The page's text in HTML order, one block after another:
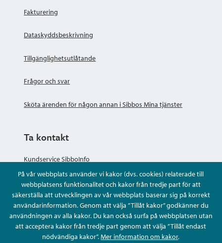
På vår webbplats använder vi kakor (dvs. cookies) relaterade till
webbplatsens funktionalitet och kakor från tredje part för att
säkerställa att utvecklingen av vår webbplats baserar sig på korrekt
användarinformation. Genom att välja ”Tillåt kakor” godkänner du
användningen av alla kakor. Du kan också surfa på webbplatsen utan
att acceptera kakor från tredje part genom att välja ”Tillåt endast
nödvändiga kakor”.Mer information om kakor.
Fakturering
Dataskyddsbeskrivning
Tillgänglighetsutlåtande
Frågor och svar
Sköta ärenden för någon annan i Sibbos Mina tjänster
Ta kontakt
Kundservice SibboInfo
Ge anonym respons
Ställ en fråga eller sköta ditt ärende
Kontaktuppgifter